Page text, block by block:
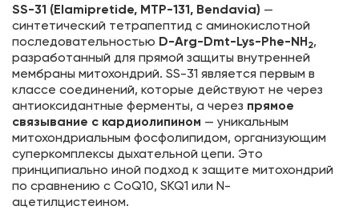
SS-31 (Elamipretide, MTP-131, Bendavia) —
синтетический тетрапептид с аминокислотной
последовательностью D-Arg-Dmt-Lys-Phe-NH2,
разработанный для прямой защиты внутренней
мембраны митохондрий. SS-31 является первым в
классе соединений, которые действуют не через
антиоксидантные ферменты, а через прямое
связывание с кардиолипином — уникальным
митохондриальным фосфолипидом, организующим
суперкомплексы дыхательной цепи. Это
принципиально иной подход к защите митохондрий
по сравнению с CoQ10, SKQ1 или N-
ацетилцистеином.